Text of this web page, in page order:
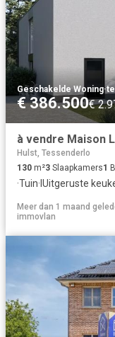
Geschakelde Woning·
€ 386.500€
à vendre Maison
Hulst, Tessenderlo
130 m²3 Slaapkamers1
·Tuin·IUitgeruste
Meer dan 1 maand
immovlan